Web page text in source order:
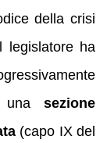
della crisi
legislatore ha
una sezione
(capo IX del